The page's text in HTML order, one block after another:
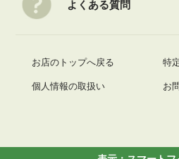
よくある質問
お店のトップへ戻る 特
個人情報の取扱い お